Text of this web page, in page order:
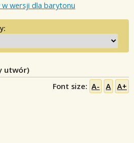
wersji dla barytonu
utwór)
Font size: A- A A+